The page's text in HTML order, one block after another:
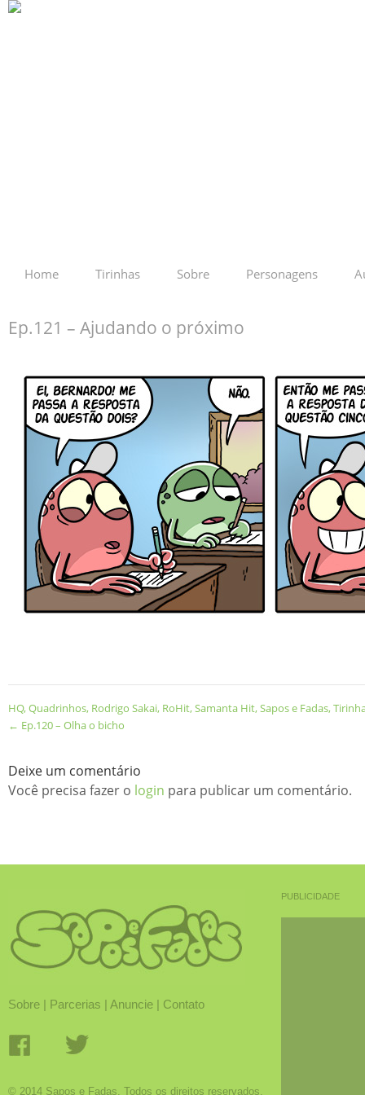
Home Tirinhas Sobre Personagens
Ep.121 – Ajudando o próximo
HQ,Quadrinhos, Rodrigo Sakai, RoHit,Samanta Hit,Sapos e Fadas,
← Ep.120 – Olha o bicho
Deixe um comentário
Você precisa fazer o login para publicar um comentário.
Sobre | Parcerias | Anuncie | Contato
© 2014 Sapos e Fadas. Todos os direitos reservados.
PUBLICIDADE